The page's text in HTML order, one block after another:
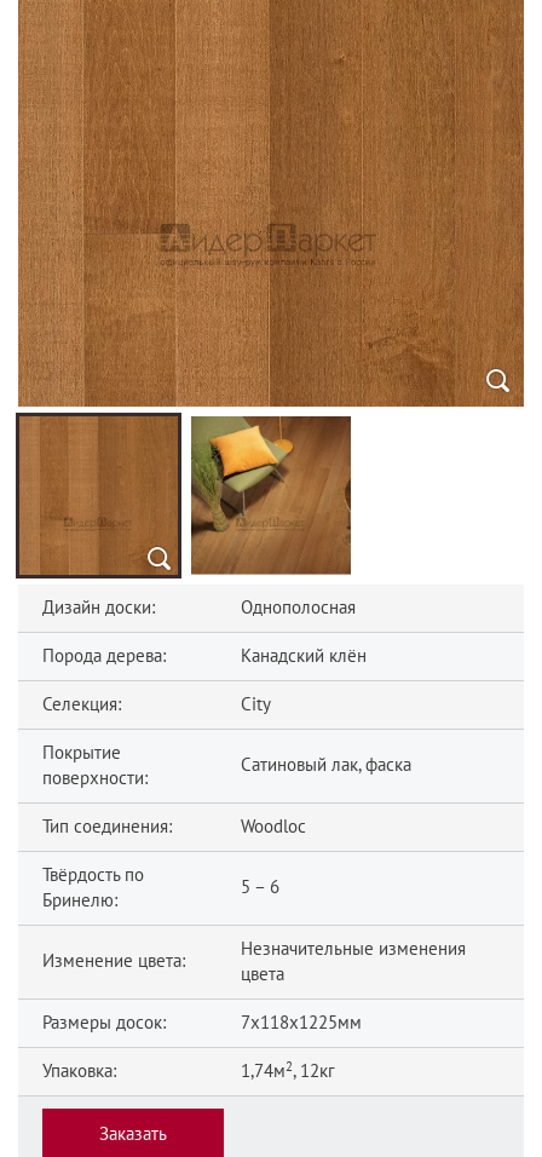
Дизайн доски: Однополосная
Порода дерева: Канадский клён
Селекция: City
Покрытие
поверхности:
Сатиновый лак, фаска
Тип соединения: Woodloc
Твёрдость по
Бринелю:
5 – 6
Изменение цвета:
Незначительные изменения
цвета
Размеры досок: 7x118x1225мм
Упаковка: 1,74м2, 12кг
Заказать